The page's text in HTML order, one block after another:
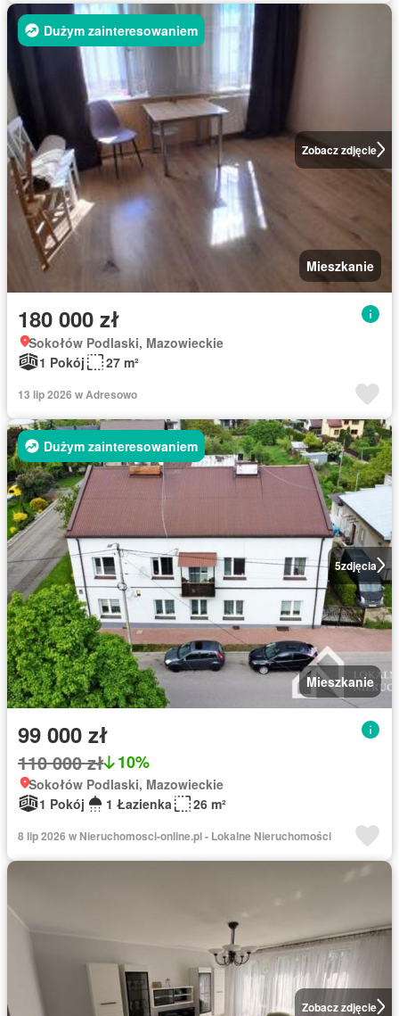
Zobacz zdjęcie
Dużym zainteresowaniem
Mieszkanie
180 000 zł
Sokołów Podlaski, Mazowieckie
1 Pokój
27 m²
13 lip 2026 w Adresowo
5zdjęcia
Dużym zainteresowaniem
Mieszkanie
99 000 zł
110 000 zł 10%
Sokołów Podlaski, Mazowieckie
1 Pokój
1 Łazienka 26 m²
8 lip 2026 w Nieruchomosci-online.pl - Lokalne Nieruchomości
Zobacz zdjęcie